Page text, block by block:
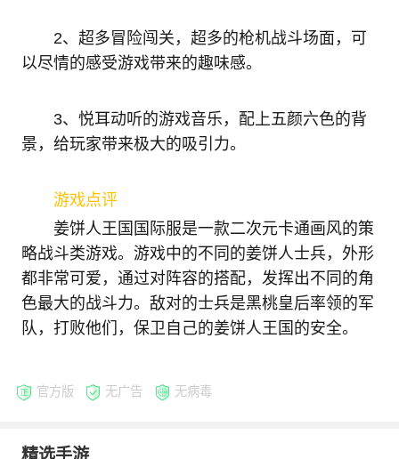
2、超多冒险闯关，超多的枪机战斗场面，可
以尽情的感受游戏带来的趣味感。
3、悦耳动听的游戏音乐，配上五颜六色的背
景，给玩家带来极大的吸引力。
游戏点评
姜饼人王国国际服是一款二次元卡通画风的策
略战斗类游戏。游戏中的不同的姜饼人士兵，外形
都非常可爱，通过对阵容的搭配，发挥出不同的角
色最大的战斗力。敌对的士兵是黑桃皇后率领的军
队，打败他们，保卫自己的姜饼人王国的安全。
官方版 无广告 无病毒
精选手游